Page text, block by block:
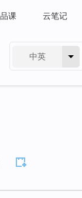
课 云笔记
中英